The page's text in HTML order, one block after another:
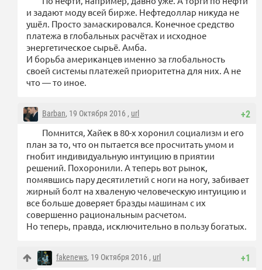
и задают моду всей бирже. Нефтедоллар никуда не
ушёл. Просто замаскировался. Конечное средство
платежа в глобальных расчётах и исходное
энергетическое сырьё. Амба.
И борьба американцев именно за глобальность
своей системы платежей приоритетна для них. А не
что — то иное.
+2
Barban, 19 Октября 2016 , url
Помнится, Хайек в 80-х хоронил социализм и его
план за то, что он пытается все просчитать умом и
гнобит индивидуальную интуицию в приятии
решений. Похоронили. А теперь вот рынок,
помявшись пару десятилетий с ноги на ногу, забивает
жирный болт на хваленую человеческую интуицию и
все больше доверяет бразды машинам с их
совершенно рациональным расчетом.
Но теперь, правда, исключительно в пользу богатых.
+1
fakenews, 19 Октября 2016 , url